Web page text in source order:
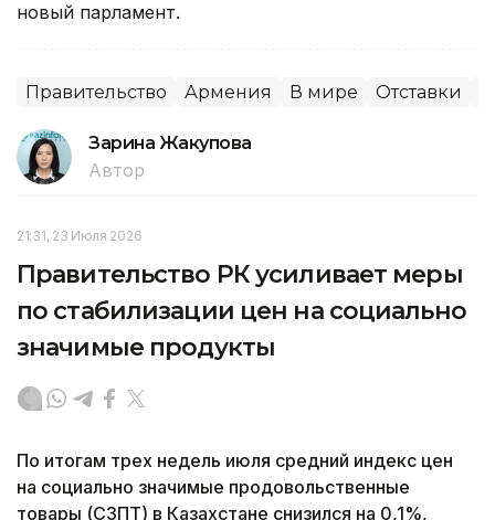
новый парламент.
Правительство Армения В мире Отставки
Зарина Жакупова
Автор
21:31, 23 Июля 2026
Правительство РК усиливает меры
по стабилизации цен на социально
значимые продукты
По итогам трех недель июля средний индекс цен
на социально значимые продовольственные
товары (СЗПТ) в Казахстане снизился на 0,1%,